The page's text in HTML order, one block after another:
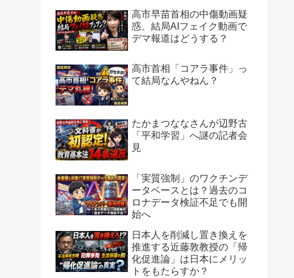
高市早苗首相の中傷動画疑
惑、結局AIフェイク動画で
デマ報道はどうする？
高市首相「コアラ事件」っ
て結局なんやねん？
たかまつななさんが辺野古
「平和学習」へ謎の記者会
見
「実質強制」のワクチンデ
ータベースとは？過去のコ
ロナデータ検証不足でも開
始へ
日本人を削減し置き換えを
推進する近藤敦教授の「帰
化促進論」は日本にメリッ
トをもたらすか？